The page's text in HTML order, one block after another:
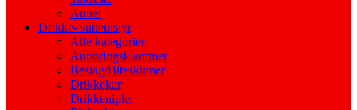
Annet
Drikke- sutteutstyr
Alle kategorier
Anboringsklammer
Beslag/Biteskinner
Drikkekar
Drikkenipler